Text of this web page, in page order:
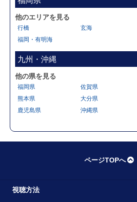
他のエリアを見る
行橋 玄海
福岡・有明海
九州・沖縄
他の県を見る
福岡県 佐賀県
熊本県
大分県
鹿児島県
沖縄県
ページTOPへ
視聴方法